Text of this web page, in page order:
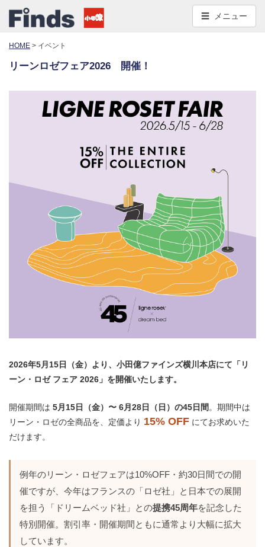
メニュー
動
HOME > イベント
リーンロゼフェア2026 開催！
2026年5月15日（金）より、小田億ファインズ横川本店にて「リ
ーン・ロゼ フェア 2026」を開催いたします。
開催期間は 5月15日（金）〜 6月28日（日）の45日間。期間中は
リーン・ロゼの全商品を、定価より 15% OFF にてお求めいた
だけます。
例年のリーン・ロゼフェアは10%OFF・約30日間での開
催ですが、今年はフランスの「ロゼ社」と日本での展開
を担う「ドリームベッド社」との提携45周年を記念した
特別開催。割引率・開催期間ともに通常より大幅に拡大
しています。